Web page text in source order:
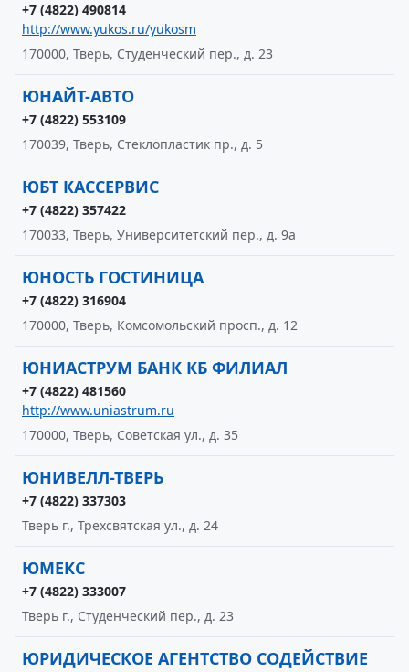
+7 (4822) 490814
http://www.yukos.ru/yukosm
170000, Тверь, Студенческий пер., д. 23
ЮНАЙТ-АВТО
+7 (4822) 553109
170039, Тверь, Стеклопластик пр., д. 5
ЮБТ КАССЕРВИС
+7 (4822) 357422
170033, Тверь, Университетский пер., д. 9а
ЮНОСТЬ ГОСТИНИЦА
+7 (4822) 316904
170000, Тверь, Комсомольский просп., д. 12
ЮНИАСТРУМ БАНК КБ ФИЛИАЛ
+7 (4822) 481560
http://www.uniastrum.ru
170000, Тверь, Советская ул., д. 35
ЮНИВЕЛЛ-ТВЕРЬ
+7 (4822) 337303
Тверь г., Трехсвятская ул., д. 24
ЮМЕКС
+7 (4822) 333007
Тверь г., Студенческий пер., д. 23
ЮРИДИЧЕСКОЕ АГЕНТСТВО СОДЕЙСТВИЕ